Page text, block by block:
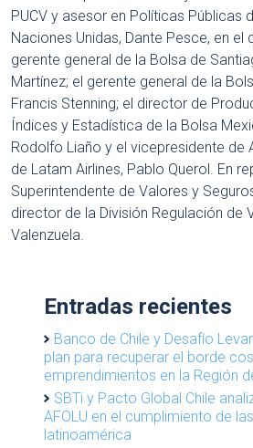
PUCV y asesor en Políticas Públicas
Naciones Unidas, Dante Pesce, en el
gerente general de la Bolsa de
Martínez; el gerente general de la
Francis Stenning; el director de
Índices y Estadística de la Bolsa
Rodolfo Liaño y el vicepresidente de
de Latam Airlines, Pablo Querol. En
Superintendente de Valores y
director de la División Regulación de
Valenzuela.
Entradas recientes
Banco de Chile y Desafío
plan para recuperar el borde
emprendimientos en la Región
SBTi y Pacto Global Chile
AFOLU en el cumplimiento de
latinoamérica